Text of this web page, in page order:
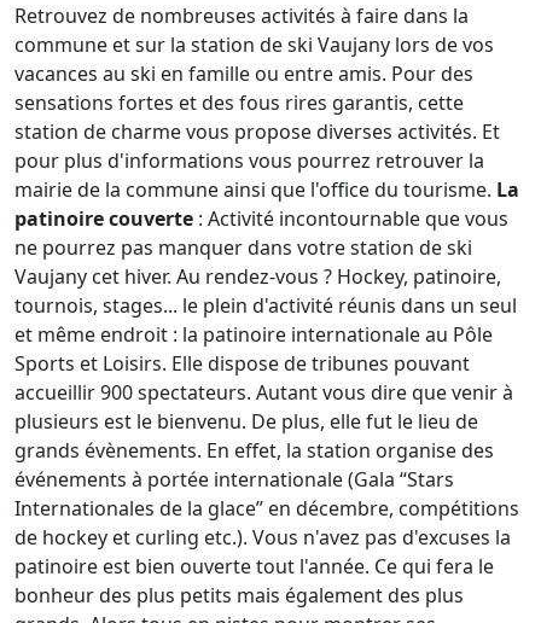
Retrouvez de nombreuses activités à faire dans la
commune et sur la station de ski Vaujany lors de vos
vacances au ski en famille ou entre amis. Pour des
sensations fortes et des fous rires garantis, cette
station de charme vous propose diverses activités. Et
pour plus d'informations vous pourrez retrouver la
mairie de la commune ainsi que l'office du tourisme. La
patinoire couverte : Activité incontournable que vous
ne pourrez pas manquer dans votre station de ski
Vaujany cet hiver. Au rendez-vous ? Hockey, patinoire,
tournois, stages... le plein d'activité réunis dans un seul
et même endroit : la patinoire internationale au Pôle
Sports et Loisirs. Elle dispose de tribunes pouvant
accueillir 900 spectateurs. Autant vous dire que venir à
plusieurs est le bienvenu. De plus, elle fut le lieu de
grands évènements. En effet, la station organise des
événements à portée internationale (Gala “Stars
Internationales de la glace” en décembre, compétitions
de hockey et curling etc.). Vous n'avez pas d'excuses la
patinoire est bien ouverte tout l'année. Ce qui fera le
bonheur des plus petits mais également des plus